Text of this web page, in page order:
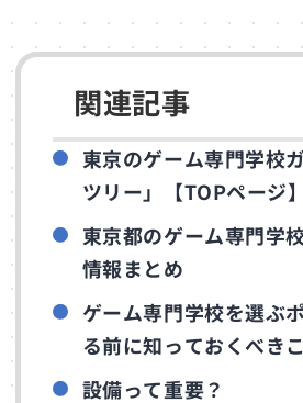
関連記事
東京のゲーム専門学校
ツリー」【TOPページ】
東京都のゲーム専門学
情報まとめ
ゲーム専門学校を選ぶ
る前に知っておくべき
設備って重要？